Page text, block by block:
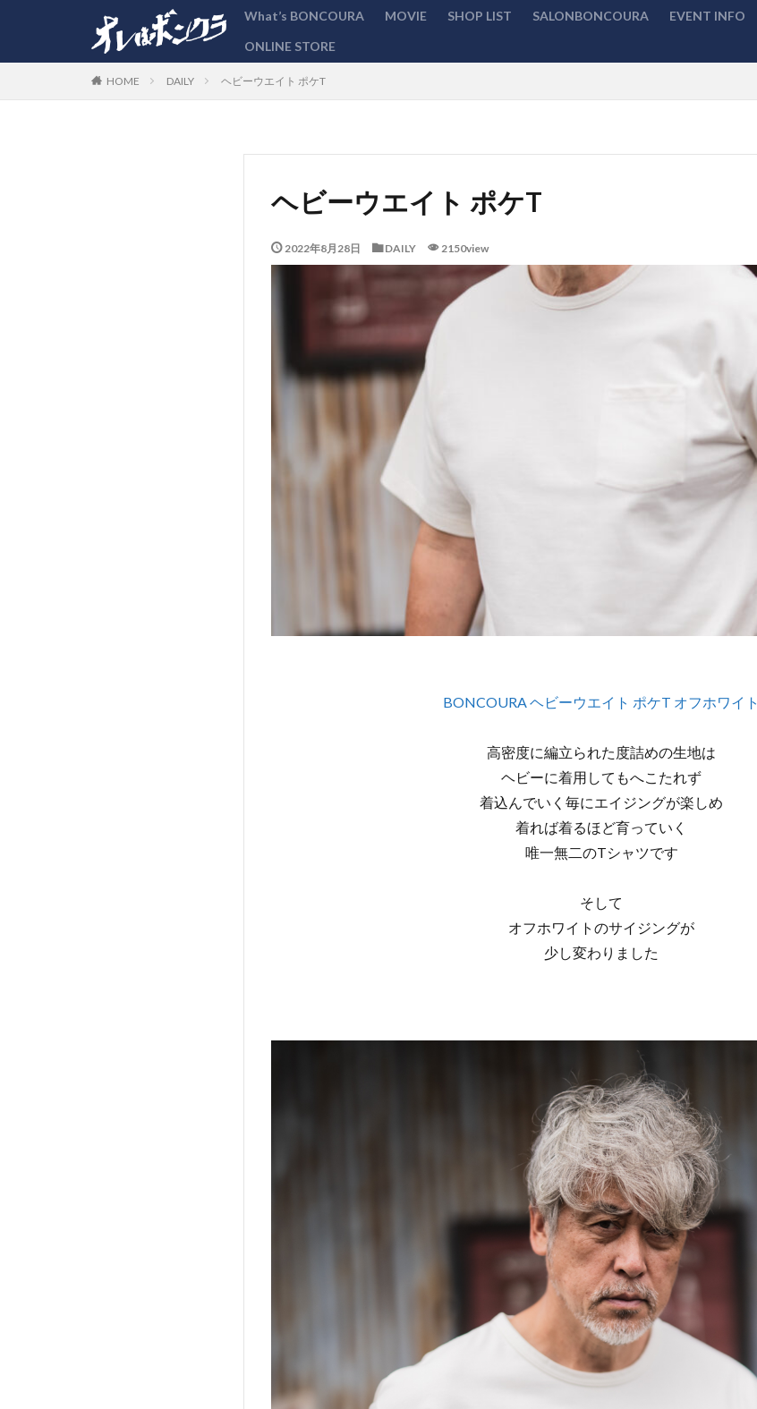
What’s BONCOURA MOVIE SHOP LIST SALONBONCOURA EVENT INFO
ONLINE STORE
HOME DAILY ヘビーウエイト ポケT
ヘビーウエイト ポケT
2022年8月28日 DAILY 2150view
BONCOURA ヘビーウエイト ポケT オフホワイト
高密度に編立られた度詰めの生地は
ヘビーに着用してもへこたれず
着込んでいく毎にエイジングが楽しめ
着れば着るほど育っていく
唯一無二のTシャツです
そして
オフホワイトのサイジングが
少し変わりました
カテゴリー
検索